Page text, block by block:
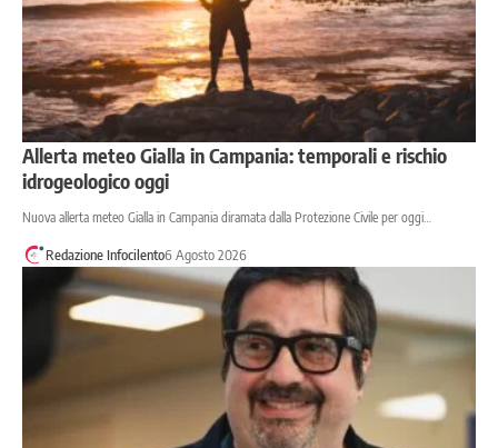
Allerta meteo Gialla in Campania: temporali e rischio
idrogeologico oggi
Nuova allerta meteo Gialla in Campania diramata dalla Protezione Civile per oggi…
Redazione Infocilento6 Agosto 2026